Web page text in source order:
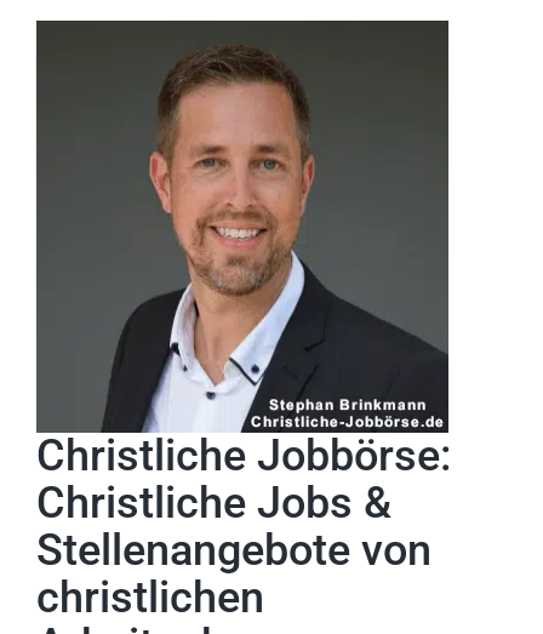
Christliche Jobbörse:
Christliche Jobs &
Stellenangebote von
christlichen